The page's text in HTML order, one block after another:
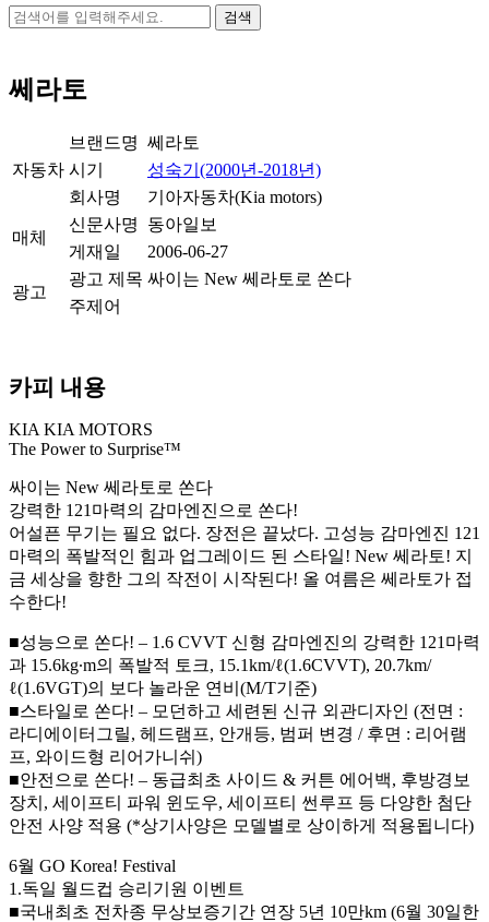
검
쎄라토
자동차
브랜드명 쎄라토
시기
성숙기(2000년-2018년)
회사명
기아자동차(Kia motors)
매체
신문사명
동아일보
게재일
2006-06-27
광고
광고 제목 싸이는 New 쎄라토로 쏜다
주제어
카피 내용
KIA KIA MOTORS
The Power to Surprise™
싸이는 New 쎄라토로 쏜다
강력한 121마력의 감마엔진으로 쏜다!
어설픈 무기는 필요 없다. 장전은 끝났다. 고성능 감마엔진 121
마력의 폭발적인 힘과 업그레이드 된 스타일! New 쎄라토! 지
금 세상을 향한 그의 작전이 시작된다! 올 여름은 쎄라토가 접
수한다!
■성능으로 쏜다! – 1.6 CVVT 신형 감마엔진의 강력한 121마력
과 15.6kg∙m의 폭발적 토크, 15.1km/ℓ(1.6CVVT), 20.7km/
ℓ(1.6VGT)의 보다 놀라운 연비(M/T기준)
■스타일로 쏜다! – 모던하고 세련된 신규 외관디자인 (전면 :
라디에이터그릴, 헤드램프, 안개등, 범퍼 변경 / 후면 : 리어램
프, 와이드형 리어가니쉬)
■안전으로 쏜다! – 동급최초 사이드 & 커튼 에어백, 후방경보
장치, 세이프티 파워 윈도우, 세이프티 썬루프 등 다양한 첨단
안전 사양 적용 (*상기사양은 모델별로 상이하게 적용됩니다)
6월 GO Korea! Festival
1.독일 월드컵 승리기원 이벤트
■국내최초 전차종 무상보증기간 연장 5년 10만km (6월 30일한